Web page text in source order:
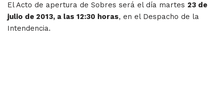
El Acto de apertura de Sobres será el día martes 23 de
julio de 2013, a las 12:30 horas, en el Despacho de la
Intendencia.